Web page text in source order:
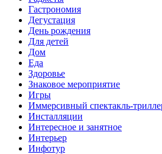
Гастрономия
Дегустация
День рождения
Для детей
Дом
Еда
Здоровье
Знаковое мероприятие
Игры
Иммерсивный спектакль-
Инсталляции
Интересное и занятное
Интерьер
Инфотур